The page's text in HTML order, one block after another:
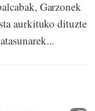
Garzonek
aurkituko dituzte